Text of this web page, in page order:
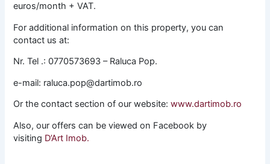
euros/month + VAT.
For additional information on this property, you can
contact us at:
Nr. Tel .: 0770573693 – Raluca Pop.
e-mail: raluca.pop@dartimob.ro
Or the contact section of our website:www.dartimob.ro
Also, our offers can be viewed on Facebook by
visiting D’Art Imob.